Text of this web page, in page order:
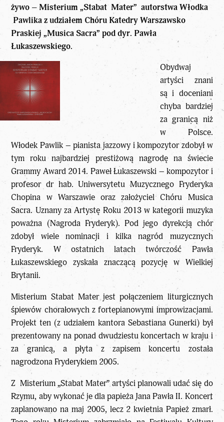
żywo – Misterium „Stabat Mater” autorstwa Włodka
Pawlika z udziałem Chóru Katedry Warszawsko
Praskiej „Musica Sacra” pod dyr. Pawła
Łukaszewskiego.
Obydwaj
artyści znani
są i doceniani
chyba bardziej
za granicą niż
w Polsce.
Włodek Pawlik – pianista jazzowy i kompozytor zdobył w
tym roku najbardziej prestiżową nagrodę na świecie
Grammy Award 2014. Paweł Łukaszewski – kompozytor i
profesor dr hab. Uniwersytetu Muzycznego Fryderyka
Chopina w Warszawie oraz założyciel Chóru Musica
Sacra. Uznany za Artystę Roku 2013 w kategorii muzyka
poważna (Nagroda Fryderyk). Pod jego dyrekcją chór
zdobył wiele nominacji i kilka nagród muzycznych
Fryderyk. W ostatnich latach twórczość Pawła
Łukaszewskiego zyskała znaczącą pozycję w Wielkiej
Brytanii.
Misterium Stabat Mater jest połączeniem liturgicznych
śpiewów chorałowych z fortepianowymi improwizacjami.
Projekt ten (z udziałem kantora Sebastiana Gunerki) był
prezentowany na ponad dwudziestu koncertach w kraju i
za granicą, a płyta z zapisem koncertu została
nagrodzona Fryderykiem 2005.
Z Misterium „Stabat Mater” artyści planowali udać się do
Rzymu, aby wykonać je dla papieża Jana Pawła II. Koncert
zaplanowano na maj 2005, lecz 2 kwietnia Papież zmarł.